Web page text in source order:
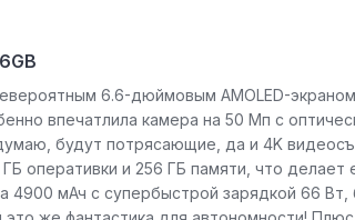
6.6-дюймовым AMOLED-
впечатлила камера на 50 Мп с
будут потрясающие, да и 4K
оперативки и 256 ГБ памяти, что делает
4900 мАч с супербыстрой зарядкой 66